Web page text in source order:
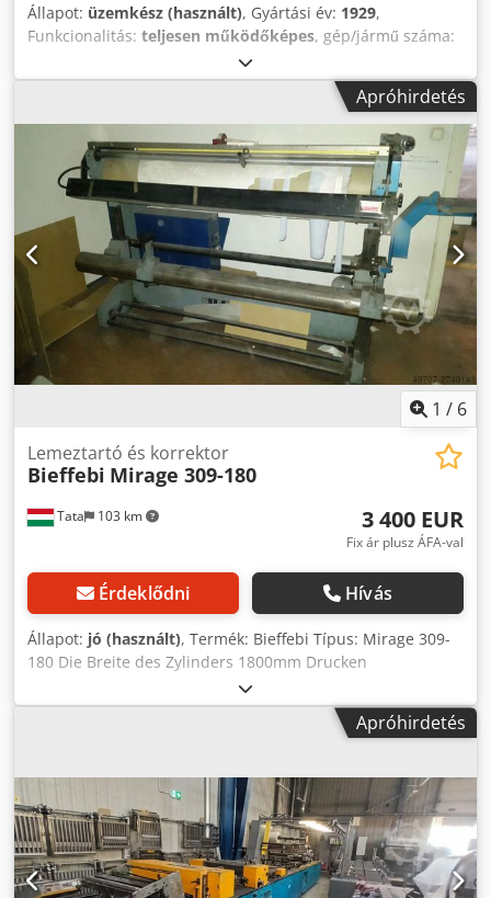
Állapot: üzemkész (használt), Gyártási év: 1929,
Funkcionalitás: teljesen működőképes, gép/jármű száma:
600 kg, teljes hossz:
teljes szélesség:1 400 mm, teljes magasság:2 000 mm, A
litográfiai sajtó, más néven súrlóprés, kézi nyomtatásra
szolgál litográfiai köveken. Alkalmas művészek,
litográfusok, iskolák, művészeti iskolák és múzeumok
számára. A gépet legutóbb a Freiburgi Gutenberg Múzeum
műtermében használták bemutatókhoz és workshopokhoz.
Codjx A H I Dspfx Aagorf A kövek mérete legfeljebb 80 x 130
cm. Rendkívül érdekes kiállítási tárgyként is használható
bejáratoknál, éttermekben stb., vagy akár termelésre is.
Számos, különböző szélességű rakéta (nyomókeret) és 4
különböző, bőrrel borított kézi henger tartozék, melyek a
kövek festésére szolgálnak. A fa asztal kisebb felújítást
igényel. Különböző méretű litográfiai kövek is
rendelkezésre állnak.
Apróhirdetés
1 / 6
Tata 103 km
Lemeztartó és korrektor
Bieffebi Mirage 309-180
3 400 EUR
Fix ár plusz ÁFA-val
Érdeklődni Hívás
Állapot: jó (használt), Termék: Bieffebi Típus: Mirage 309-
180 Die Breite des Zylinders 1800mm Drucken
Wiederholungsbereich: 230-1000mm Ungefaehre
Geschossflaeche: 2,8 x 1 x 1,5 m Ungefaehre Gewicht: 1500
kg cca Kauf, Erwerb, Asset Management von
Gebrauchtmaschinen, Industrieanlagen Cedpscx N Dqjfx
Aagsrf
Apróhirdetés